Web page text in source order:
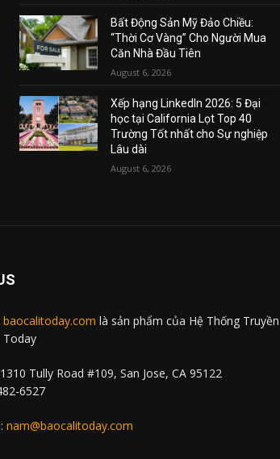
Bất Động Sản Mỹ Đảo Chiều:
“Thời Cơ Vàng” Cho Người Mua
Căn Nhà Đầu Tiên
August 6, 2026
Xếp hạng LinkedIn 2026: 5 Đại
học tại California Lọt Top 40
Trường Tốt nhất cho Sự nghiệp
Lâu dài
August 6, 2026
baocalitoday.com là sản phẩm của Hệ Thống Truyền
Today
Tully Road #109, San Jose, CA 95122
6527
nam@baocalitoday.com